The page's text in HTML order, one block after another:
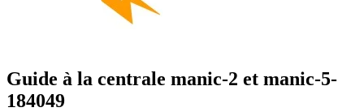
Guide à la centrale manic-2 et manic-5-
184049